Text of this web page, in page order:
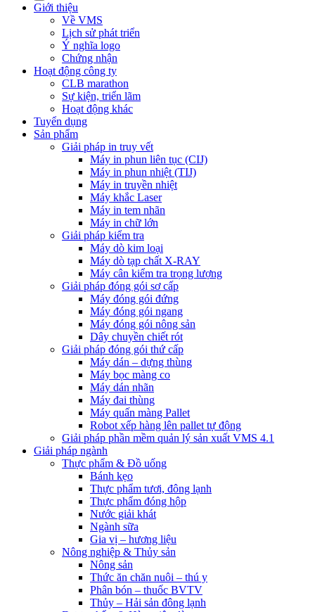
Giới thiệu
Về VMS
Lịch sử phát triển
Ý nghĩa logo
Chứng nhận
Hoạt động công ty
CLB marathon
Sự kiện, triển lãm
Hoạt động khác
Tuyển dụng
Sản phẩm
Giải pháp in truy vết
Máy in phun liên tục (CIJ)
Máy in phun nhiệt (TIJ)
Máy in truyền nhiệt
Máy khắc Laser
Máy in tem nhãn
Máy in chữ lớn
Giải pháp kiểm tra
Máy dò kim loại
Máy dò tạp chất X-RAY
Máy cân kiểm tra trọng lượng
Giải pháp đóng gói sơ cấp
Máy đóng gói đứng
Máy đóng gói ngang
Máy đóng gói nông sản
Dây chuyền chiết rót
Giải pháp đóng gói thứ cấp
Máy dán – dựng thùng
Máy bọc màng co
Máy dán nhãn
Máy đai thùng
Máy quấn màng Pallet
Robot xếp hàng lên pallet tự động
Giải pháp phần mềm quản lý sản xuất VMS 4.1
Giải pháp ngành
Thực phẩm & Đồ uống
Bánh kẹo
Thực phẩm tươi, đông lạnh
Thực phẩm đóng hộp
Nước giải khát
Ngành sữa
Gia vị – hương liệu
Nông nghiệp & Thủy sản
Nông sản
Thức ăn chăn nuôi – thú y
Phân bón – thuốc BVTV
Thủy – Hải sản đông lạnh